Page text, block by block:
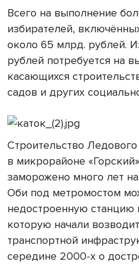
Всего на выполнение
избирателей,
около 65 млрд. рублей.
рублей потребуется на
касающихся
садов и других
Строительство
в микрорайоне
заморожено много лет
Оби под метромостом
недостроенную станцию
которую начали
транспортной
середине 2000-х о